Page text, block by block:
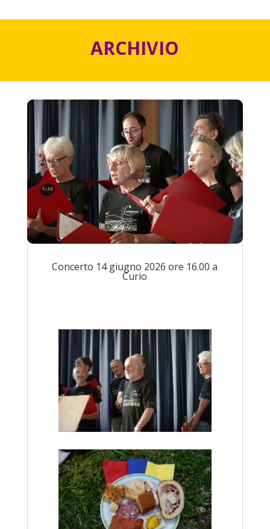
ARCHIVIO
Concerto 14 giugno 2026 ore 16.00 a
Curio